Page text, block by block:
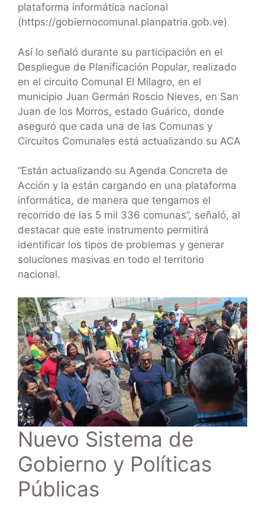
plataforma informática nacional
(https://gobiernocomunal.planpatria.gob.ve)
Así lo señaló durante su participación en el
Despliegue de Planificación Popular, realizado
en el circuito Comunal El Milagro, en el
municipio Juan Germán Roscio Nieves, en San
Juan de los Morros, estado Guárico, donde
aseguró que cada una de las Comunas y
Circuitos Comunales está actualizando su ACA
“Están actualizando su Agenda Concreta de
Acción y la están cargando en una plataforma
informática, de manera que tengamos el
recorrido de las 5 mil 336 comunas”, señaló, al
destacar que este instrumento permitirá
identificar los tipos de problemas y generar
soluciones masivas en todo el territorio
nacional.
Nuevo Sistema de
Gobierno y Políticas
Públicas